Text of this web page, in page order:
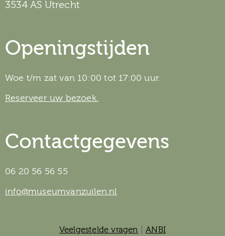
3534 AS Utrecht
Openingstijden
Woe t/m zat van 10:00 tot 17:00 uur.
Reserveer uw bezoek.
Contactgegevens
06 20 56 56 55
info@museumvanzuilen.nl
Veelgestelde vragen ANBI